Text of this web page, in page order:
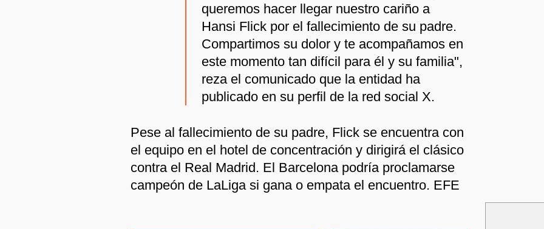
queremos hacer llegar nuestro cariño a
Hansi Flick por el fallecimiento de su padre.
Compartimos su dolor y te acompañamos en
este momento tan difícil para él y su familia",
reza el comunicado que la entidad ha
publicado en su perfil de la red social X.
Pese al fallecimiento de su padre, Flick se encuentra con
el equipo en el hotel de concentración y dirigirá el clásico
contra el Real Madrid. El Barcelona podría proclamarse
campeón de LaLiga si gana o empata el encuentro. EFE